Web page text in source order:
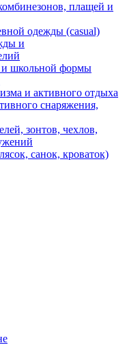
плащей и
одежды (casual)
и
школьной формы
и активного отдыха
снаряжения,
зонтов, чехлов,
санок, кроваток)